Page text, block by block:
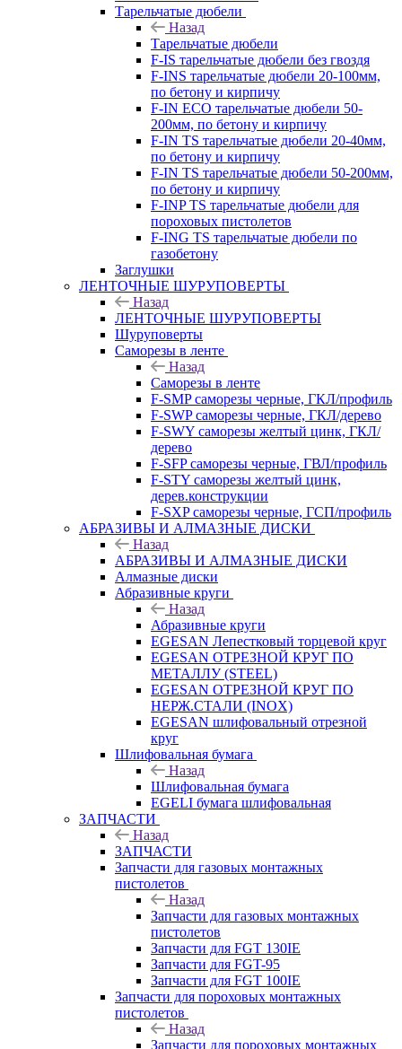
Тарельчатые дюбели
Назад
Тарельчатые дюбели
F-IS тарельчатые дюбели без гвоздя
F-INS тарельчатые дюбели 20-100мм,
по бетону и кирпичу
F-IN ECO тарельчатые дюбели 50-
200мм, по бетону и кирпичу
F-IN TS тарельчатые дюбели 20-40мм,
по бетону и кирпичу
F-IN TS тарельчатые дюбели 50-200мм,
по бетону и кирпичу
F-INP TS тарельчатые дюбели для
пороховых пистолетов
F-ING TS тарельчатые дюбели по
газобетону
Заглушки
ЛЕНТОЧНЫЕ ШУРУПОВЕРТЫ
Назад
ЛЕНТОЧНЫЕ ШУРУПОВЕРТЫ
Шуруповерты
Саморезы в ленте
Назад
Саморезы в ленте
F-SMP саморезы черные, ГКЛ/профиль
F-SWP саморезы черные, ГКЛ/дерево
F-SWY саморезы желтый цинк, ГКЛ/
дерево
F-SFP саморезы черные, ГВЛ/профиль
F-STY саморезы желтый цинк,
дерев.конструкции
F-SXP саморезы черные, ГСП/профиль
АБРАЗИВЫ И АЛМАЗНЫЕ ДИСКИ
Назад
АБРАЗИВЫ И АЛМАЗНЫЕ ДИСКИ
Алмазные диски
Абразивные круги
Назад
Абразивные круги
EGESAN Лепестковый торцевой круг
EGESAN ОТРЕЗНОЙ КРУГ ПО
МЕТАЛЛУ (STEEL)
EGESAN ОТРЕЗНОЙ КРУГ ПО
НЕРЖ.СТАЛИ (INOX)
EGESAN шлифовальный отрезной
круг
Шлифовальная бумага
Назад
Шлифовальная бумага
EGELI бумага шлифовальная
ЗАПЧАСТИ
Назад
ЗАПЧАСТИ
Запчасти для газовых монтажных
пистолетов
Назад
Запчасти для газовых монтажных
пистолетов
Запчасти для FGT 130IE
Запчасти для FGT-95
Запчасти для FGT 100IE
Запчасти для пороховых монтажных
пистолетов
Назад
Запчасти для пороховых монтажных